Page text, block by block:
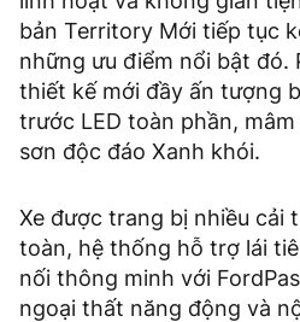
bản Territory Mới tiếp tục
những ưu điểm nổi bật đó.
thiết kế mới đầy ấn tượng
trước LED toàn phần,
sơn độc đáo Xanh khói.
Xe được trang bị nhiều cải
toàn, hệ thống hỗ trợ lái
nối thông minh với
ngoại thất năng động và